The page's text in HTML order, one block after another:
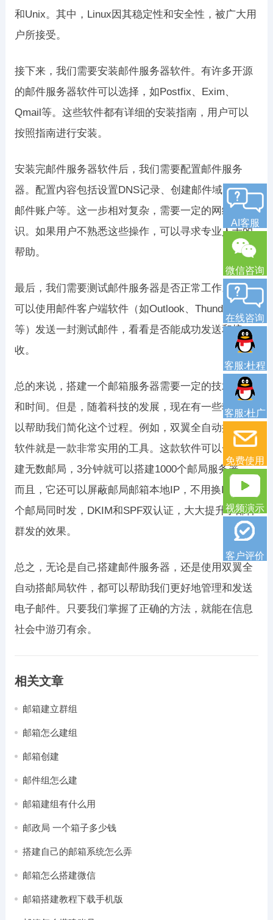
和Unix。其中，Linux因其稳定性和安全性，被广大用
户所接受。
接下来，我们需要安装邮件服务器软件。有许多开源
的邮件服务器软件可以选择，如Postfix、Exim、
Qmail等。这些软件都有详细的安装指南，用户可以
按照指南进行安装。
安装完邮件服务器软件后，我们需要配置邮件服务
器。配置内容包括设置DNS记录、创建邮件域、设置
邮件账户等。这一步相对复杂，需要一定的网络知
识。如果用户不熟悉这些操作，可以寻求专业人士的
帮助。
最后，我们需要测试邮件服务器是否正常工作。我们
可以使用邮件客户端软件（如Outlook、Thunderbird
等）发送一封测试邮件，看看是否能成功发送和接
收。
总的来说，搭建一个邮箱服务器需要一定的技术知识
和时间。但是，随着科技的发展，现在有一些软件可
以帮助我们简化这个过程。例如，双翼全自动搭邮局
软件就是一款非常实用的工具。这款软件可以一键搭
建无数邮局，3分钟就可以搭建1000个邮局服务器。
而且，它还可以屏蔽邮局邮箱本地IP，不用换IP，多
个邮局同时发，DKIM和SPF双认证，大大提升了邮件
群发的效果。
总之，无论是自己搭建邮件服务器，还是使用双翼全
自动搭邮局软件，都可以帮助我们更好地管理和发送
电子邮件。只要我们掌握了正确的方法，就能在信息
社会中游刃有余。
相关文章
邮箱建立群组
邮箱怎么建组
邮箱创建
邮件组怎么建
邮箱建组有什么用
邮政局 一个箱子多少钱
搭建自己的邮箱系统怎么弄
邮箱怎么搭建微信
邮箱搭建教程下载手机版
AI客服
微信咨询
在线咨询
客服:杜程
客服:杜广
免费使用
视频演示
客户评价